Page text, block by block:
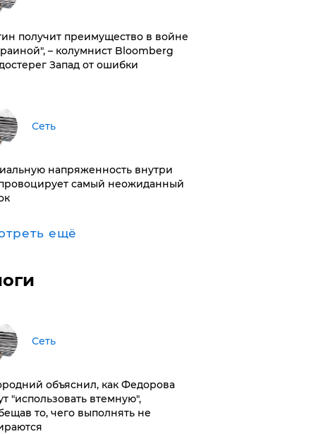
получит преимущество в войне
– колумнист Bloomberg
Запад от ошибки
Сеть
напряженность внутри
самый неожиданный
ещё
Сеть
объяснил, как Федорова
"использовать втемную",
то, чего выполнять не